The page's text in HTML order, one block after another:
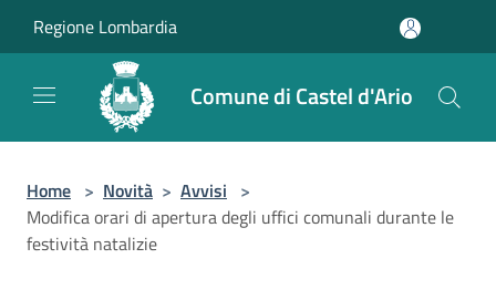
Regione Lombardia
Comune di Castel d'Ario
Home > Novità > Avvisi >
Modifica orari di apertura degli uffici comunali durante le
festività natalizie